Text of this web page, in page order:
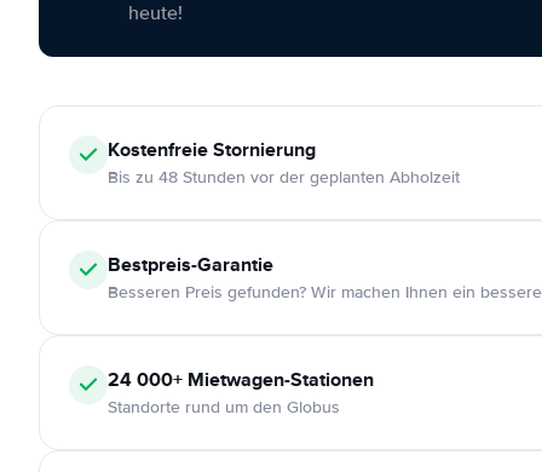
heute!
KostenfreieStornierung
Bis zu 48 Stunden vor der geplanten Abholzeit
Bestpreis-Garantie
Besseren Preis gefunden? Wir machen Ihnen ein
24 000+ Mietwagen-Stationen
Standorte rund um den Globus